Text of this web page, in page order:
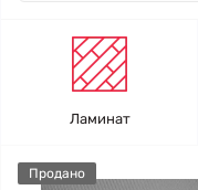
Ламинат
Продано